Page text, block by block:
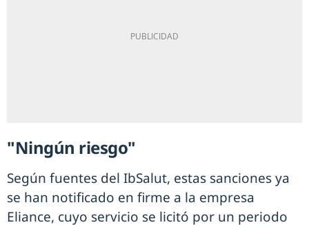
"Ningún riesgo"
Según fuentes del IbSalut, estas sanciones ya
se han notificado en firme a la empresa
Eliance, cuyo servicio se licitó por un periodo